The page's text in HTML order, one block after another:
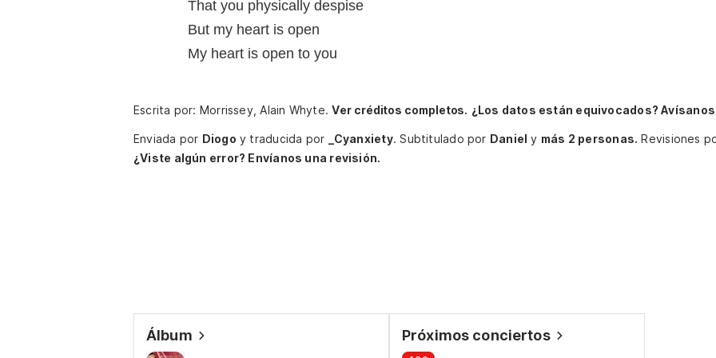
That you physically despise
But my heart is open
My heart is open to you
Escrita por: Morrissey, Alain Whyte.Ver créditos completos. ¿Los datos están equivocados?
Enviada por Diogo y traducida por _Cyanxiety. Subtitulado por Daniel y más 2 personas. Revisiones
¿Viste algún error? Envíanos una revisión.
Álbum
Próximos conciertos